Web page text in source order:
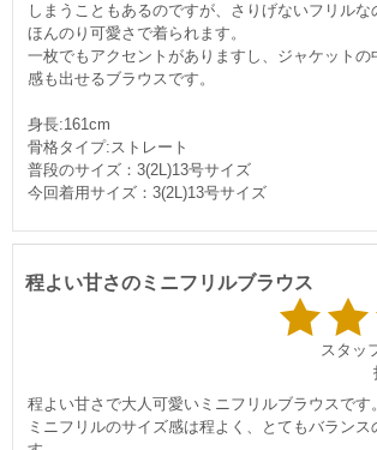
しまうこともあるのですが、さりげないフリルな
ほんのり可愛さで着られます。
一枚でもアクセントがありますし、ジャケットの
感も出せるブラウスです。
身長:161cm
骨格タイプ:ストレート
普段のサイズ：3(2L)13号サイズ
今回着用サイズ：3(2L)13号サイズ
程よい甘さのミニフリルブラウス
スタッ
程よい甘さで大人可愛いミニフリルブラウスです。
ミニフリルのサイズ感は程よく、とてもバラン